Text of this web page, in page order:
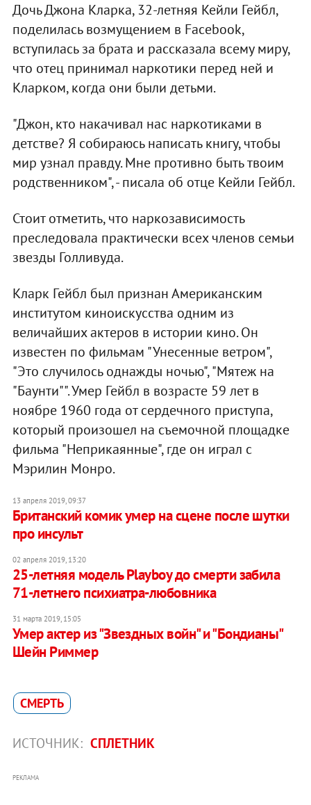
Дочь Джона Кларка, 32-летняя Кейли Гейбл,
поделилась возмущением в Facebook,
вступилась за брата и рассказала всему миру,
что отец принимал наркотики перед ней и
Кларком, когда они были детьми.
"Джон, кто накачивал нас наркотиками в
детстве? Я собираюсь написать книгу, чтобы
мир узнал правду. Мне противно быть твоим
родственником", - писала об отце Кейли Гейбл.
Стоит отметить, что наркозависимость
преследовала практически всех членов семьи
звезды Голливуда.
Кларк Гейбл был признан Американским
институтом киноискусства одним из
величайших актеров в истории кино. Он
известен по фильмам "Унесенные ветром",
"Это случилось однажды ночью", "Мятеж на
"Баунти"". Умер Гейбл в возрасте 59 лет в
ноябре 1960 года от сердечного приступа,
который произошел на съемочной площадке
фильма "Неприкаянные", где он играл с
Мэрилин Монро.
13 апреля 2019, 09:37
Британский комик умер на сцене после шутки
про инсульт
02 апреля 2019, 13:20
25-летняя модель Playboy до смерти забила
71-летнего психиатра-любовника
31 марта 2019, 15:05
Умер актер из "Звездных войн" и "Бондианы"
Шейн Риммер
СМЕРТЬ
ИСТОЧНИК: СПЛЕТНИК
РЕКЛАМА